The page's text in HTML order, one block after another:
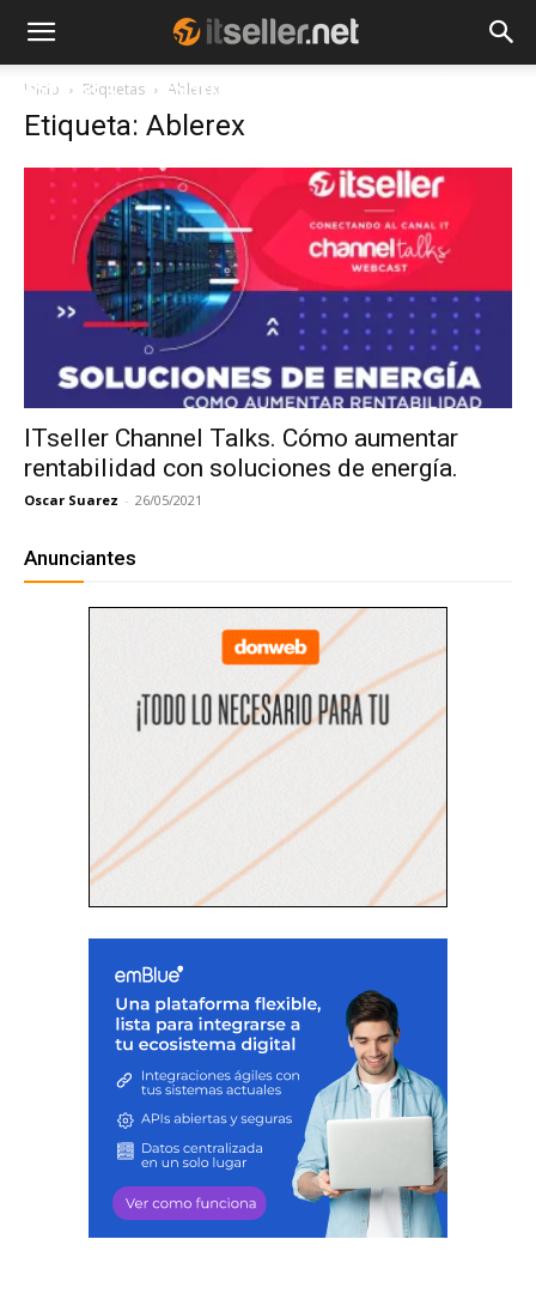
NOTICIAS TENDENCIAS
Inicio Etiquetas Ablerex
Etiqueta: Ablerex
ITseller Channel Talks. Cómo aumentar
rentabilidad con soluciones de energía.
Oscar Suarez - 26/05/2021
Anunciantes